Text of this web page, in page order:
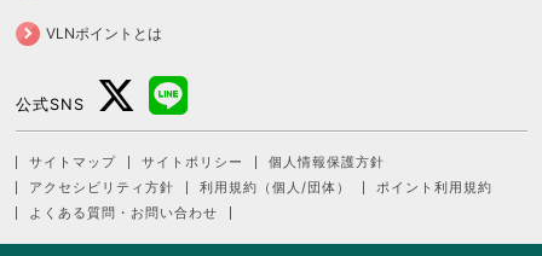
VLNポイントとは
公式SNS
サイトマップ サイトポリシー
個人情報保護方針
アクセシビリティ方針
利用規約（個人/団体）
ポイント利用規約
よくある質問・お問い合わせ